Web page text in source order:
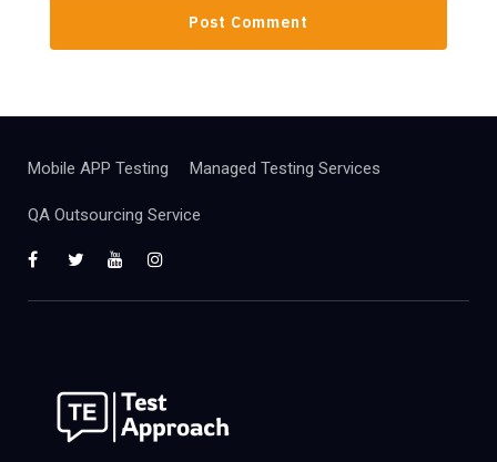
Mobile APP Testing Managed Testing Services
QA Outsourcing Service